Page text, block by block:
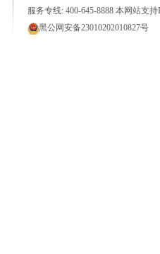
服务专线: 400-645-8888 本网站支持
黑公网安备23010202010827号